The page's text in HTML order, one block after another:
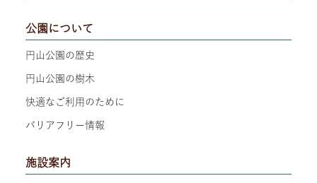
公園について
円山公園の歴史
円山公園の樹木
快適なご利用のために
バリアフリー情報
施設案内